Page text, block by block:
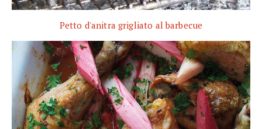
Petto d'anitra grigliato al barbecue